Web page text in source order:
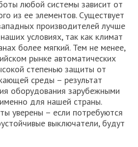
любой системы зависит от
из ее элементов. Существует
производителей лучше
условиях, так как климат
более мягкий. Тем не менее,
рынке автоматических
степенью защиты от
среды – результат
оборудования зарубежными
для нашей страны.
уверены – если потребуются
выключатели, будут